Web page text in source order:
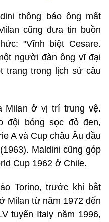
thông báo ông mất
cũng đưa tin buồn
"Vĩnh biệt Cesare.
người đàn ông vĩ đại
trang trong lịch sử câu
Milan ở vị trí trung vệ.
đội bóng sọc đỏ đen,
A và Cup châu Âu đầu
Maldini cũng góp
Cup 1962 ở Chile.
Torino, trước khi bắt
Milan từ năm 1972 đến
tuyển Italy năm 1996,